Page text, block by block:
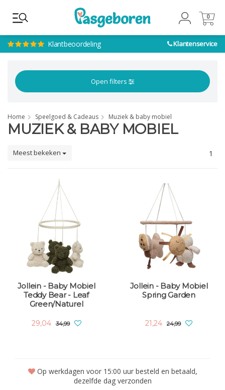
Klantbeoordeling Klantenservice
0
0
Open filters
Home Speelgoed & Cadeaus Muziek & baby mobiel
MUZIEK & BABY MOBIEL
Meest bekeken 1
Jollein - Baby Mobiel
Teddy Bear - Leaf
Green/Naturel
29,04 34,99
Jollein - Baby Mobiel
Spring Garden
21,24 24,99
Op werkdagen voor 15:00 uur besteld en betaald,
dezelfde dag verzonden